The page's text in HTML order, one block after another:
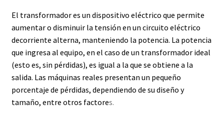
Grabado Láser sobre Metal
Home
Home Free WooCommerce #2
El transformador es un dispositivo eléctrico que permite
aumentar o disminuir la tensión en un circuito eléctrico
decorriente alterna, manteniendo la potencia. La potencia
que ingresa al equipo, en el caso de un transformador ideal
(esto es, sin pérdidas), es igual a la que se obtiene a la
salida. Las máquinas reales presentan un pequeño
porcentaje de pérdidas, dependiendo de su diseño y
tamaño, entre otros factores.